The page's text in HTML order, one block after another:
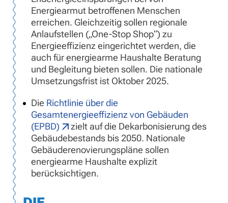
Energiearmut betroffenen Menschen
erreichen. Gleichzeitig sollen regionale
Anlaufstellen („One-Stop Shop“) zu
Energieeffizienz eingerichtet werden, die
auch für energiearme Haushalte Beratung
und Begleitung bieten sollen. Die nationale
Umsetzungsfrist ist Oktober 2025.
Die Richtlinie über die
Gesamtenergieeffizienz von Gebäuden
(EPBD)
zielt auf die Dekarbonisierung des
Gebäudebestands bis 2050. Nationale
Gebäuderenovierungspläne sollen
energiearme Haushalte explizit
berücksichtigen.